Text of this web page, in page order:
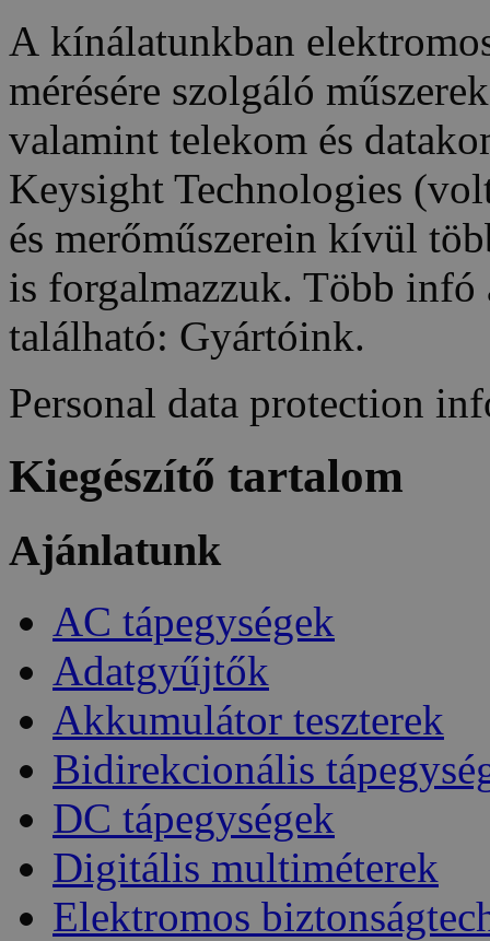
A kínálatunkban
mérésére szolgáló
valamint telekom és
Keysight Technologies
és merőműszerein kívül
is forgalmazzuk. Több
található: Gyártóink.
Personal data protection
Kiegészítő tartalom
Ajánlatunk
AC tápegységek
Adatgyűjtők
Akkumulátor teszterek
Bidirekcionális
DC tápegységek
Digitális multiméterek
Elektromos